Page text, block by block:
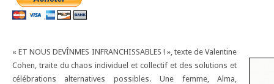
« ET NOUS DEVÎNMES INFRANCHISSABLES ! », texte de Valentine
Cohen, traite du chaos individuel et collectif et des solutions et
célébrations alternatives possibles. Une femme, Alma,